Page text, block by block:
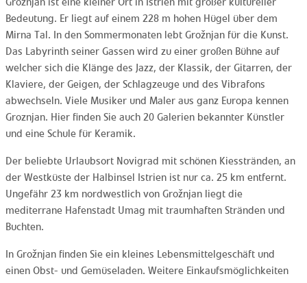
Bedeutung. Er liegt auf einem 228 m hohen Hügel über dem
Mirna Tal. In den Sommermonaten lebt Grožnjan für die Kunst.
Das Labyrinth seiner Gassen wird zu einer großen Bühne auf
welcher sich die Klänge des Jazz, der Klassik, der Gitarren, der
Klaviere, der Geigen, der Schlagzeuge und des Vibrafons
abwechseln. Viele Musiker und Maler aus ganz Europa kennen
Groznjan. Hier finden Sie auch 20 Galerien bekannter Künstler
und eine Schule für Keramik.
Der beliebte Urlaubsort Novigrad mit schönen Kiesstränden, an
der Westküste der Halbinsel Istrien ist nur ca. 25 km entfernt.
Ungefähr 23 km nordwestlich von Grožnjan liegt die
mediterrane Hafenstadt Umag mit traumhaften Stränden und
Buchten.
In Grožnjan finden Sie ein kleines Lebensmittelgeschäft und
einen Obst- und Gemüseladen. Weitere Einkaufsmöglichkeiten